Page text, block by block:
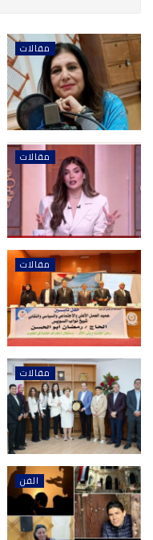
مقالات
مقالات
مقالات
مقالات
الفن